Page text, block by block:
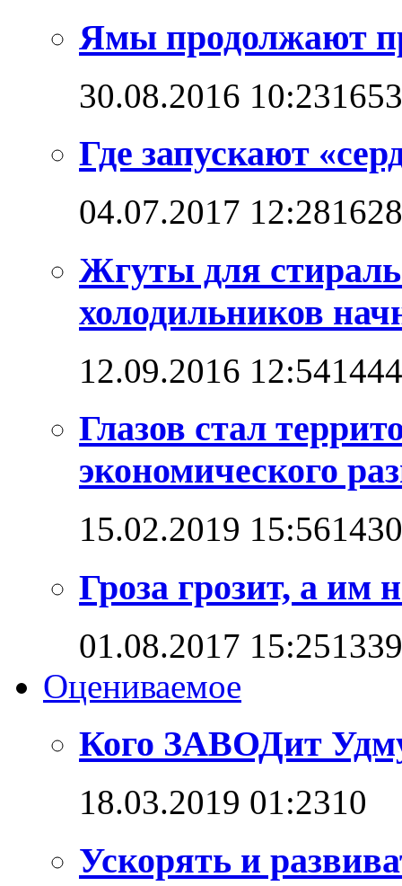
Ямы продолжают
30.08.2016 10:23
Где запускают
04.07.2017 12:28
Жгуты для
холодильников
12.09.2016 12:54
Глазов стал
экономического
15.02.2019 15:56
Гроза грозит, а им
01.08.2017 15:25
Оцениваемое
Кого ЗАВОДит
18.03.2019 01:2310
Ускорять и